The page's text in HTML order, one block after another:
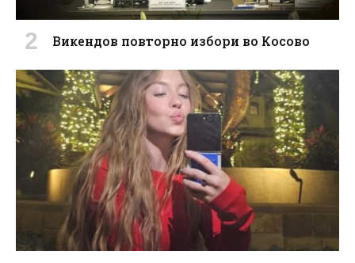
Викендов повторно избори во Косово